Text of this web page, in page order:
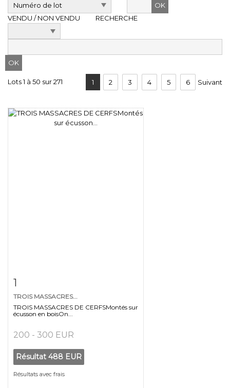
OK
VENDU / NON VENDU
RECHERCHE
Lots 1 à 50 sur 271 1 2 3 4 5 6 Suivant
1
TROIS MASSACRES...
TROIS MASSACRES DE CERFSMontés sur
écusson en boisOn...
200 - 300 EUR
Résultat 488 EUR
Résultats avec frais